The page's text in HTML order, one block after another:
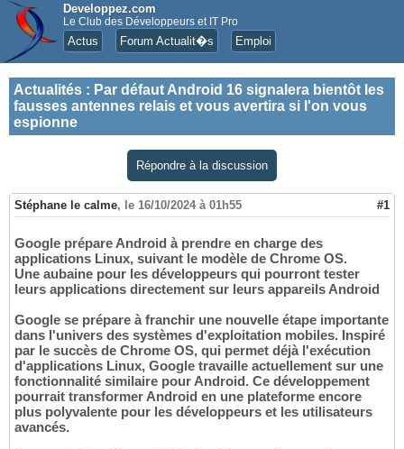
Developpez.com
Le Club des Développeurs et IT Pro
Actus Forum Actualit�s Emploi
Actualités : Par défaut Android 16 signalera bientôt les
fausses antennes relais et vous avertira si l'on vous
espionne
Répondre à la discussion
Stéphane le calme, le 16/10/2024 à 01h55 #1
Google prépare Android à prendre en charge des
applications Linux, suivant le modèle de Chrome OS.
Une aubaine pour les développeurs qui pourront tester
leurs applications directement sur leurs appareils Android
Google se prépare à franchir une nouvelle étape importante
dans l'univers des systèmes d'exploitation mobiles. Inspiré
par le succès de Chrome OS, qui permet déjà l'exécution
d'applications Linux, Google travaille actuellement sur une
fonctionnalité similaire pour Android. Ce développement
pourrait transformer Android en une plateforme encore
plus polyvalente pour les développeurs et les utilisateurs
avancés.